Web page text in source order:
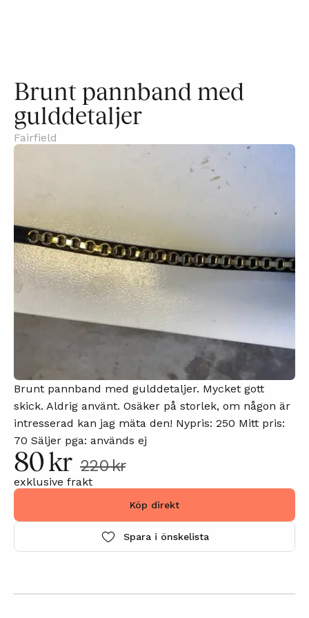
Brunt pannband med
gulddetaljer
Fairfield
Brunt pannband med gulddetaljer. Mycket gott
skick. Aldrig använt. Osäker på storlek, om någon är
intresserad kan jag mäta den! Nypris: 250 Mitt pris:
70 Säljer pga: används ej
80 kr 220 kr
exklusive frakt
Köp direkt
Spara i önskelista